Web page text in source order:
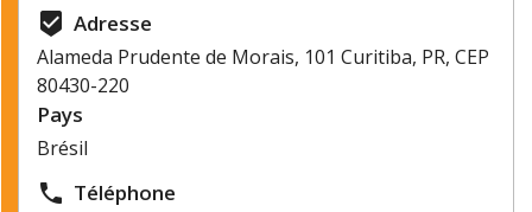
beenhere Adresse
Alameda Prudente de Morais, 101 Curitiba, PR, CEP
80430-220
Pays
Brésil
local_phone Téléphone